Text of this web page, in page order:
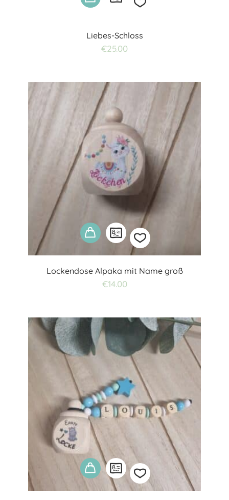
Liebes-Schloss
€25.00 Add
wishlist
Lockendose Alpaka mit Name groß
€14.00 Add
wishlist